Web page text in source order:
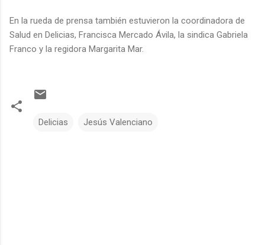
En la rueda de prensa también estuvieron la coordinadora de
Salud en Delicias, Francisca Mercado Ávila, la sindica Gabriela
Franco y la regidora Margarita Mar.
Delicias Jesús Valenciano